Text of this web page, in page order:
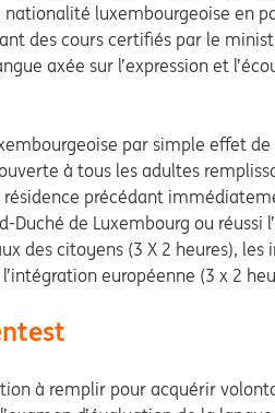
nationalité luxembourgeoise en
des cours certifiés par le
axée sur l’expression et
par simple effet
à tous les adultes
précédant
Duché de Luxembourg ou réussi
des citoyens (3 X 2 heures),
européenne (3 x 2
à remplir pour acquérir